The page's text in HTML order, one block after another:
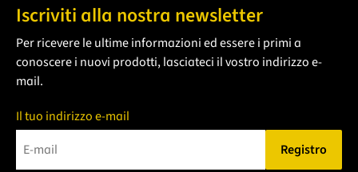
Iscriviti alla nostra newsletter
Per ricevere le ultime informazioni ed essere i primi a
conoscere i nuovi prodotti, lasciateci il vostro indirizzo e-
mail.
Il tuo indirizzo e-mail
Registro